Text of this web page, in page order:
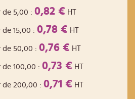
de 5,00 : 0,82 € HT
de 15,00 : 0,78 € HT
de 50,00 : 0,76 € HT
de 100,00 : 0,73 € HT
de 200,00 : 0,71 € HT